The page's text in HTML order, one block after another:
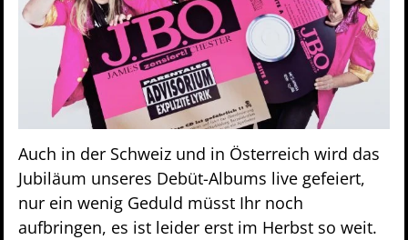
Auch in der Schweiz und in Österreich wird das
Jubiläum unseres Debüt-Albums live gefeiert,
nur ein wenig Geduld müsst Ihr noch
aufbringen, es ist leider erst im Herbst so weit.